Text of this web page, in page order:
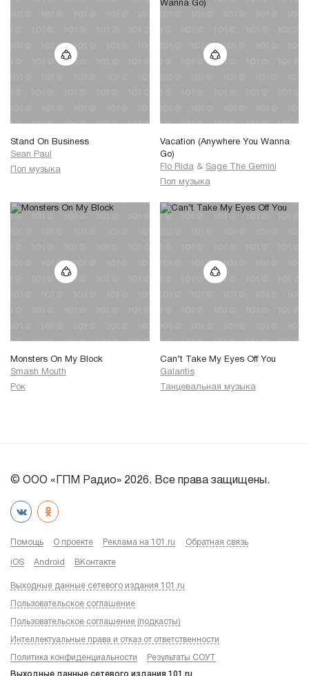
Stand On Business
Sean Paul
Поп музыка
Vacation (Anywhere You Wanna
Go)
Flo Rida & Sage The Gemini
Поп музыка
Monsters On My Block
Smash Mouth
Рок
Can’t Take My Eyes Off You
Galantis
Танцевальная музыка
© ООО «ГПМ Радио» 2026. Все права защищены.
Помощь О проекте Реклама на 101.ru Обратная связь
iOS Android ВКонтакте
Выходные данные сетевого издания 101.ru
Пользовательское соглашение
Пользовательское соглашение (подкасты)
Интеллектуальные права и отказ от ответственности
Политика конфиденциальности Результаты СОУТ
Выходные данные сетевого издания 101.ru